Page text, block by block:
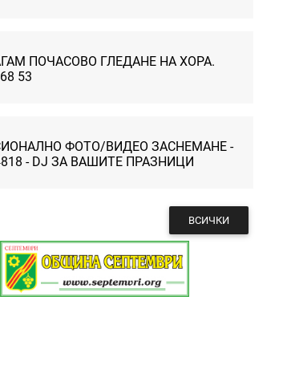
ПОЧАСОВО ГЛЕДАНЕ НА ХОРА.
53
ФОТО/ВИДЕО ЗАСНЕМАНЕ -
- DJ ЗА ВАШИТЕ ПРАЗНИЦИ
ВСИЧКИ